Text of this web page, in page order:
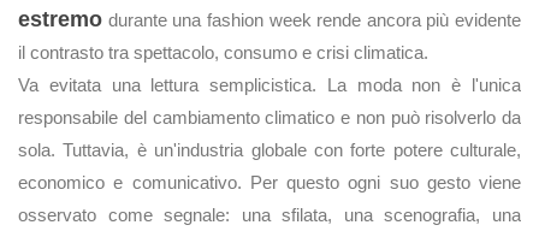
estremo durante una fashion week rende ancora più evidente
il contrasto tra spettacolo, consumo e crisi climatica.
Va evitata una lettura semplicistica. La moda non è l'unica
responsabile del cambiamento climatico e non può risolverlo da
sola. Tuttavia, è un'industria globale con forte potere culturale,
economico e comunicativo. Per questo ogni suo gesto viene
osservato come segnale: una sfilata, una scenografia, una